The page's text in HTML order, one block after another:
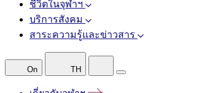
ชีวิตในจุฬาฯ
บริการสังคม
สาระความรู้และข่าวสาร
On TH